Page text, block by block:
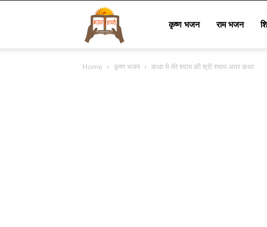
Lyrics
कृष्ण भजन राम भजन
Home कृष्ण भजन कथा ये मेरे श्याम की श्री श्याम अमर कथा